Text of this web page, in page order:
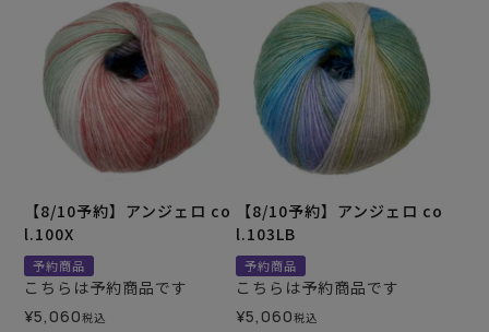
【8/10予約】アンジェロ co
l.100X
予約商品
こちらは予約商品です
¥5,060税込
【8/10予約】アンジェロ co
l.103LB
予約商品
こちらは予約商品です
¥5,060税込